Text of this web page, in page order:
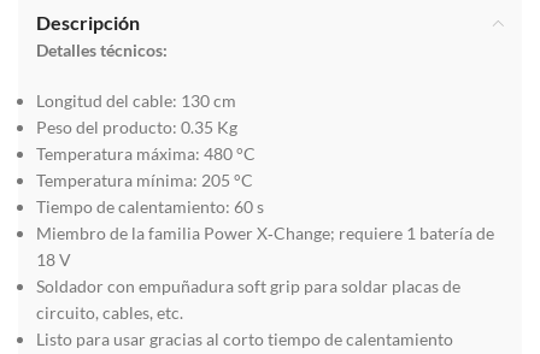
Descripción
Detalles técnicos:
Longitud del cable: 130 cm
Peso del producto: 0.35 Kg
Temperatura máxima: 480 °C
Temperatura mínima: 205 °C
Tiempo de calentamiento: 60 s
Miembro de la familia Power X‑Change; requiere 1 batería de
18 V
Soldador con empuñadura soft grip para soldar placas de
circuito, cables, etc.
Listo para usar gracias al corto tiempo de calentamiento